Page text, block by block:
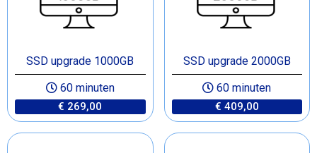
SSD upgrade 1000GB
60 minuten
€ 269,00
SSD upgrade 2000GB
60 minuten
€ 409,00